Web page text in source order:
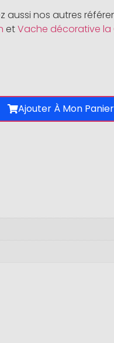
aussi nos autres
etVache décorative la
Ajouter À Mon Panier